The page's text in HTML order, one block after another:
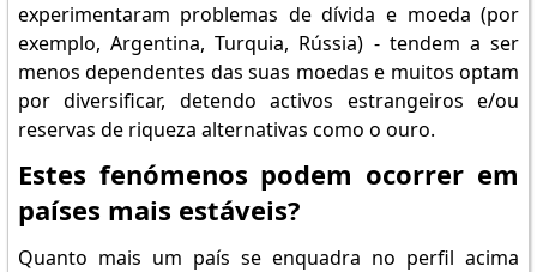
experimentaram problemas de dívida e moeda (por
exemplo, Argentina, Turquia, Rússia) - tendem a ser
menos dependentes das suas moedas e muitos optam
por diversificar, detendo activos estrangeiros e/ou
reservas de riqueza alternativas como o ouro.
Estes fenómenos podem ocorrer em
países mais estáveis?
Quanto mais um país se enquadra no perfil acima